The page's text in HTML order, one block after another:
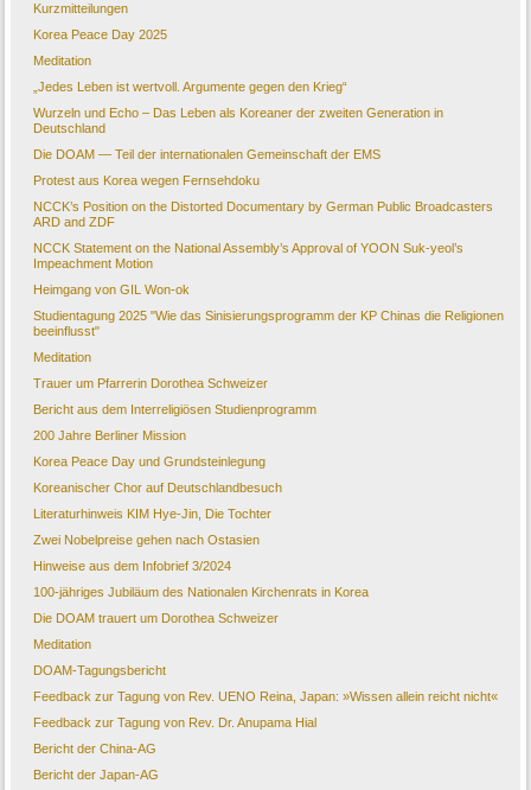
Kurzmitteilungen
Korea Peace Day 2025
Meditation
„Jedes Leben ist wertvoll. Argumente gegen den Krieg“
Wurzeln und Echo – Das Leben als Koreaner der zweiten Generation in
Deutschland
Die DOAM — Teil der internationalen Gemeinschaft der EMS
Protest aus Korea wegen Fernsehdoku
NCCK’s Position on the Distorted Documentary by German Public Broadcasters
ARD and ZDF
NCCK Statement on the National Assembly’s Approval of YOON Suk-yeol’s
Impeachment Motion
Heimgang von GIL Won-ok
Studientagung 2025 "Wie das Sinisierungsprogramm der KP Chinas die Religionen
beeinflusst"
Meditation
Trauer um Pfarrerin Dorothea Schweizer
Bericht aus dem Interreligiösen Studienprogramm
200 Jahre Berliner Mission
Korea Peace Day und Grundsteinlegung
Koreanischer Chor auf Deutschlandbesuch
Literaturhinweis KIM Hye-Jin, Die Tochter
Zwei Nobelpreise gehen nach Ostasien
Hinweise aus dem Infobrief 3/2024
100-jähriges Jubiläum des Nationalen Kirchenrats in Korea
Die DOAM trauert um Dorothea Schweizer
Meditation
DOAM-Tagungsbericht
Feedback zur Tagung von Rev. UENO Reina, Japan: »Wissen allein reicht nicht«
Feedback zur Tagung von Rev. Dr. Anupama Hial
Bericht der China-AG
Bericht der Japan-AG